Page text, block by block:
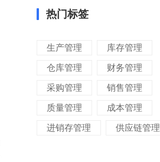
热门标签
生产管理
库存管理
仓库管理
财务管理
采购管理
销售管理
质量管理
成本管理
进销存管理
供应链管理